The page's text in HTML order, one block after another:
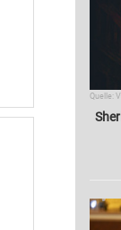
Quelle: